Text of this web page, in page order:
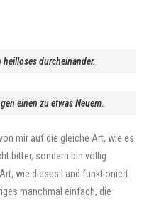
durcheinander.
einen zu etwas Neuem.
mir auf die gleiche Art, wie es
bitter, sondern bin völlig
wie dieses Land funktioniert.
manchmal einfach, die